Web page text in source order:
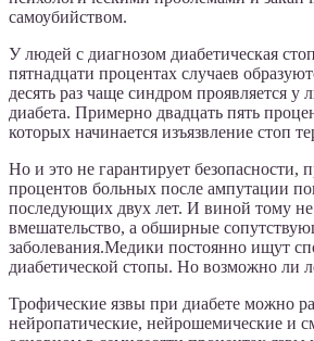
самоубийством.
У людей с диагнозом диабетическая
пятнадцати процентах случаев
десять раз чаще синдром проявляется
диабета. Примерно двадцать пять
которых начинается изъязвление стоп
Но и это не гарантирует безопасности,
процентов больных после ампутации
последующих двух лет. И виной тому не
вмешательство, а обширные
заболевания.Медики постоянно ищут
диабетической стопы. Но возможно ли
Трофические язвы при диабете можно
нейропатические, нейрошемические и